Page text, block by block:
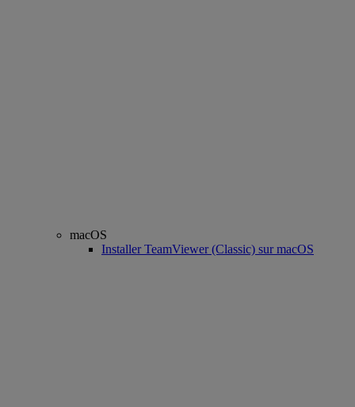
macOS
Installer TeamViewer (Classic) sur macOS